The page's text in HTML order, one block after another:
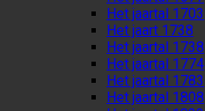
Het jaartal 1703
Het jaart 1738
Het jaartal 1738
Het jaartal 1774
Het jaartal 1783
Het jaartal 1808